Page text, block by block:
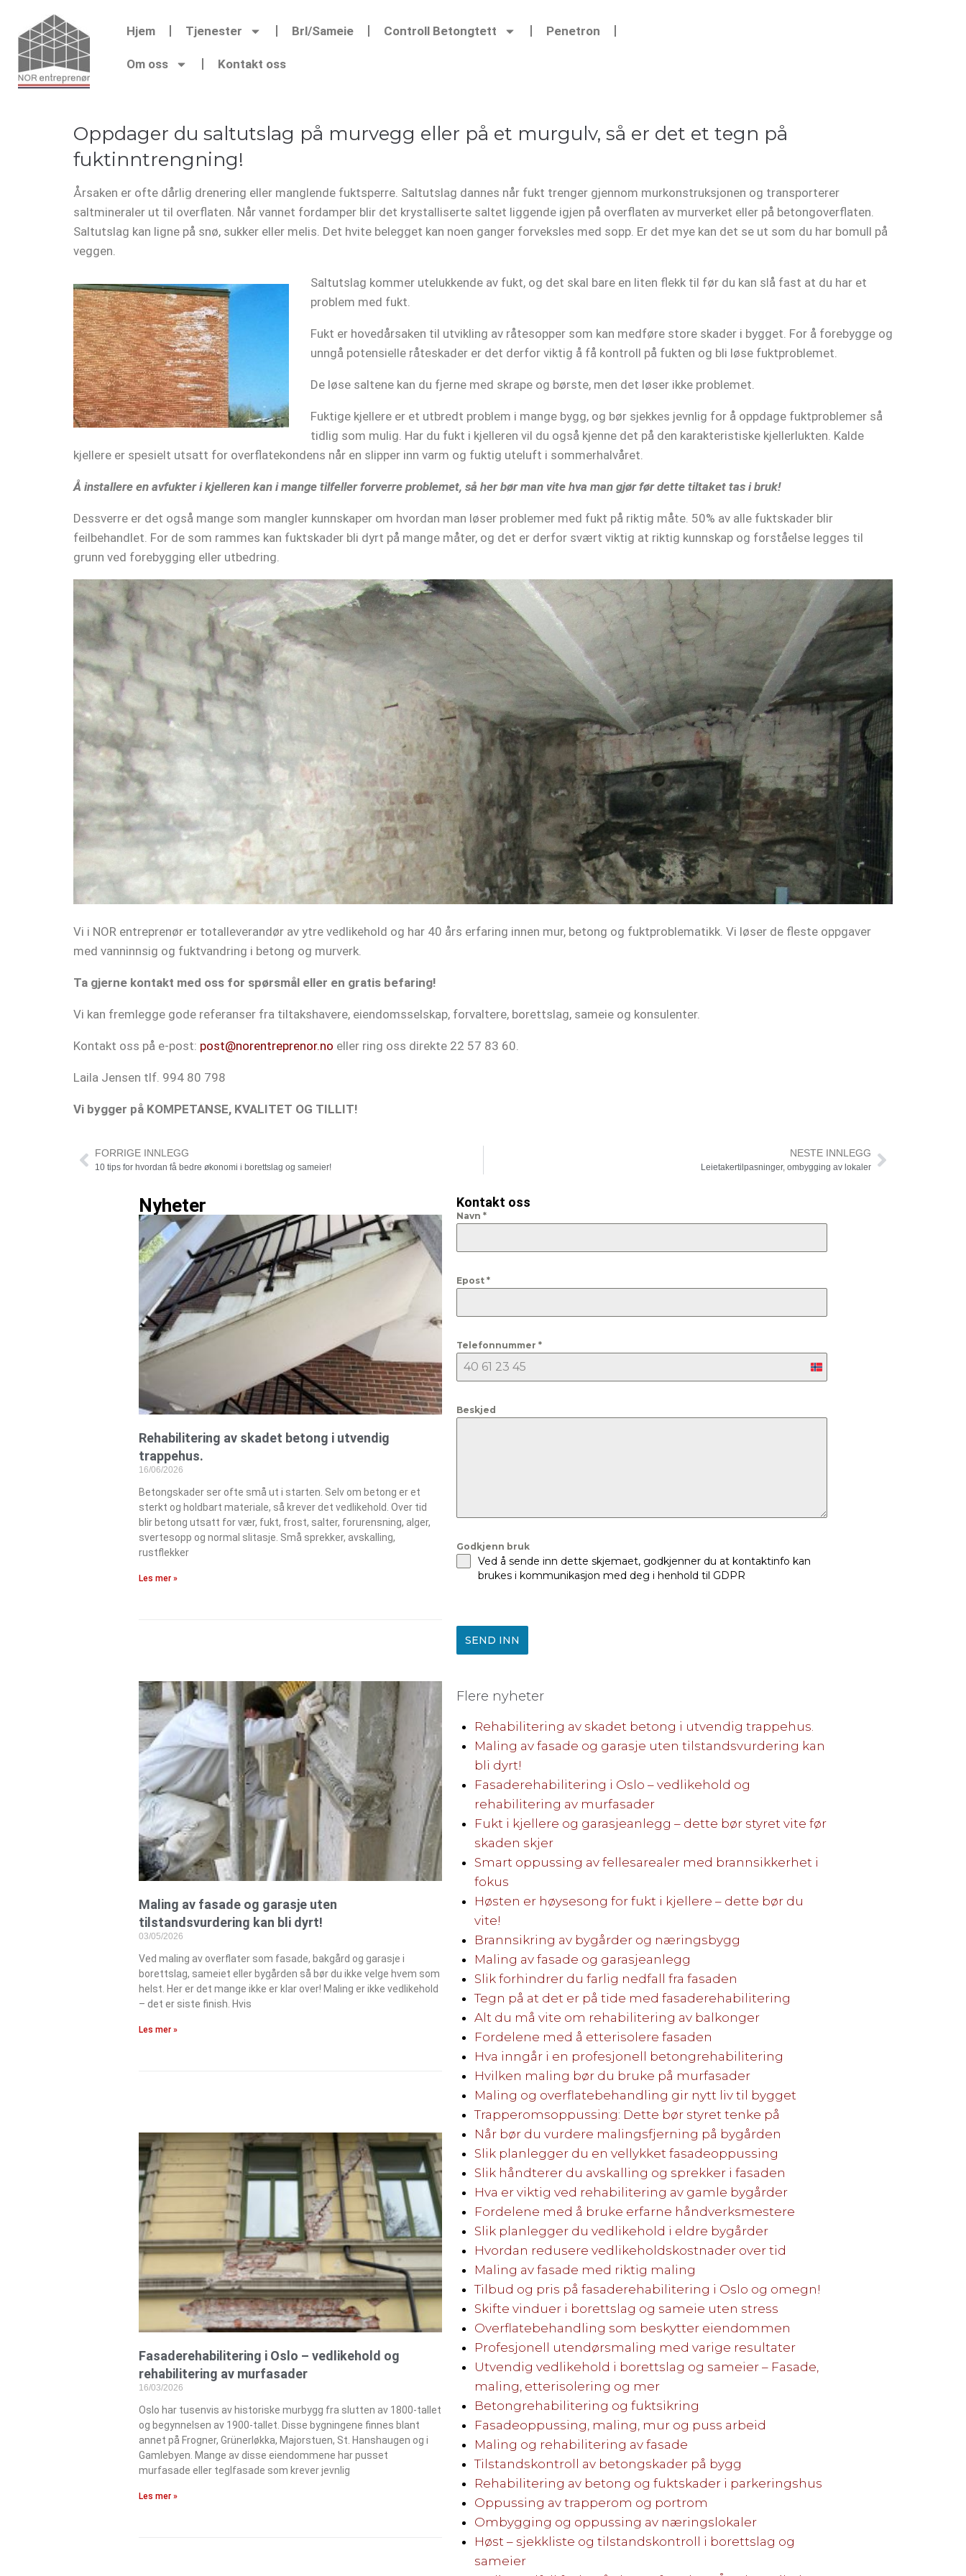
Hjem Tjenester Brl/Sameie Controll Betongtett Penetron
Om oss Kontakt oss
Oppdager du saltutslag på murvegg eller på et murgulv, så er det et tegn på
fuktinntrengning!
Årsaken er ofte dårlig drenering eller manglende fuktsperre. Saltutslag dannes når fukt trenger gjennom murkonstruksjonen og transporterer
saltmineraler ut til overflaten. Når vannet fordamper blir det krystalliserte saltet liggende igjen på overflaten av murverket eller på betongoverflaten.
Saltutslag kan ligne på snø, sukker eller melis. Det hvite belegget kan noen ganger forveksles med sopp. Er det mye kan det se ut som du har bomull på
veggen.
Saltutslag kommer utelukkende av fukt, og det skal bare en liten flekk til før du kan slå fast at du har et
problem med fukt.
Fukt er hovedårsaken til utvikling av råtesopper som kan medføre store skader i bygget. For å forebygge og
unngå potensielle råteskader er det derfor viktig å få kontroll på fukten og bli løse fuktproblemet.
De løse saltene kan du fjerne med skrape og børste, men det løser ikke problemet.
Fuktige kjellere er et utbredt problem i mange bygg, og bør sjekkes jevnlig for å oppdage fuktproblemer så
tidlig som mulig. Har du fukt i kjelleren vil du også kjenne det på den karakteristiske kjellerlukten. Kalde
kjellere er spesielt utsatt for overflatekondens når en slipper inn varm og fuktig uteluft i sommerhalvåret.
Å installere en avfukter i kjelleren kan i mange tilfeller forverre problemet, så her bør man vite hva man gjør før dette tiltaket tas i bruk!
Dessverre er det også mange som mangler kunnskaper om hvordan man løser problemer med fukt på riktig måte. 50% av alle fuktskader blir
feilbehandlet. For de som rammes kan fuktskader bli dyrt på mange måter, og det er derfor svært viktig at riktig kunnskap og forståelse legges til
grunn ved forebygging eller utbedring.
Vi i NOR entreprenør er totalleverandør av ytre vedlikehold og har 40 års erfaring innen mur, betong og fuktproblematikk. Vi løser de fleste oppgaver
med vanninnsig og fuktvandring i betong og murverk.
Ta gjerne kontakt med oss for spørsmål eller en gratis befaring!
Vi kan fremlegge gode referanser fra tiltakshavere, eiendomsselskap, forvaltere, borettslag, sameie og konsulenter.
Kontakt oss på e-post: post@norentreprenor.no eller ring oss direkte 22 57 83 60.
Laila Jensen tlf. 994 80 798
Vi bygger på KOMPETANSE, KVALITET OG TILLIT!
FORRIGE INNLEGG
10 tips for hvordan få bedre økonomi i borettslag og sameier!
NESTE INNLEGG
Leietakertilpasninger, ombygging av lokaler
Nyheter
Rehabilitering av skadet betong i utvendig
trappehus.
16/06/2026
Betongskader ser ofte små ut i starten. Selv om betong er et
sterkt og holdbart materiale, så krever det vedlikehold. Over tid
blir betong utsatt for vær, fukt, frost, salter, forurensning, alger,
svertesopp og normal slitasje. Små sprekker, avskalling,
rustflekker
Les mer »
Maling av fasade og garasje uten
tilstandsvurdering kan bli dyrt!
03/05/2026
Ved maling av overflater som fasade, bakgård og garasje i
borettslag, sameiet eller bygården så bør du ikke velge hvem som
helst. Her er det mange ikke er klar over! Maling er ikke vedlikehold
– det er siste finish. Hvis
Les mer »
Fasaderehabilitering i Oslo – vedlikehold og
rehabilitering av murfasader
16/03/2026
Oslo har tusenvis av historiske murbygg fra slutten av 1800-tallet
og begynnelsen av 1900-tallet. Disse bygningene finnes blant
annet på Frogner, Grünerløkka, Majorstuen, St. Hanshaugen og i
Gamlebyen. Mange av disse eiendommene har pusset
murfasade eller teglfasade som krever jevnlig
Les mer »
Kontakt oss
Navn *
Epost *
Telefonnummer *
Norway
Beskjed
Godkjenn bruk
Ved å sende inn dette skjemaet, godkjenner du at kontaktinfo kan
brukes i kommunikasjon med deg i henhold til GDPR
SEND INN
Flere nyheter
Rehabilitering av skadet betong i utvendig trappehus.
Maling av fasade og garasje uten tilstandsvurdering kan
bli dyrt!
Fasaderehabilitering i Oslo – vedlikehold og
rehabilitering av murfasader
Fukt i kjellere og garasjeanlegg – dette bør styret vite før
skaden skjer
Smart oppussing av fellesarealer med brannsikkerhet i
fokus
Høsten er høysesong for fukt i kjellere – dette bør du
vite!
Brannsikring av bygårder og næringsbygg
Maling av fasade og garasjeanlegg
Slik forhindrer du farlig nedfall fra fasaden
Tegn på at det er på tide med fasaderehabilitering
Alt du må vite om rehabilitering av balkonger
Fordelene med å etterisolere fasaden
Hva inngår i en profesjonell betongrehabilitering
Hvilken maling bør du bruke på murfasader
Maling og overflatebehandling gir nytt liv til bygget
Trapperomsoppussing: Dette bør styret tenke på
Når bør du vurdere malingsfjerning på bygården
Slik planlegger du en vellykket fasadeoppussing
Slik håndterer du avskalling og sprekker i fasaden
Hva er viktig ved rehabilitering av gamle bygårder
Fordelene med å bruke erfarne håndverksmestere
Slik planlegger du vedlikehold i eldre bygårder
Hvordan redusere vedlikeholdskostnader over tid
Maling av fasade med riktig maling
Tilbud og pris på fasaderehabilitering i Oslo og omegn!
Skifte vinduer i borettslag og sameie uten stress
Overflatebehandling som beskytter eiendommen
Profesjonell utendørsmaling med varige resultater
Utvendig vedlikehold i borettslag og sameier – Fasade,
maling, etterisolering og mer
Betongrehabilitering og fuktsikring
Fasadeoppussing, maling, mur og puss arbeid
Maling og rehabilitering av fasade
Tilstandskontroll av betongskader på bygg
Rehabilitering av betong og fuktskader i parkeringshus
Oppussing av trapperom og portrom
Ombygging og oppussing av næringslokaler
Høst – sjekkliste og tilstandskontroll i borettslag og
sameier